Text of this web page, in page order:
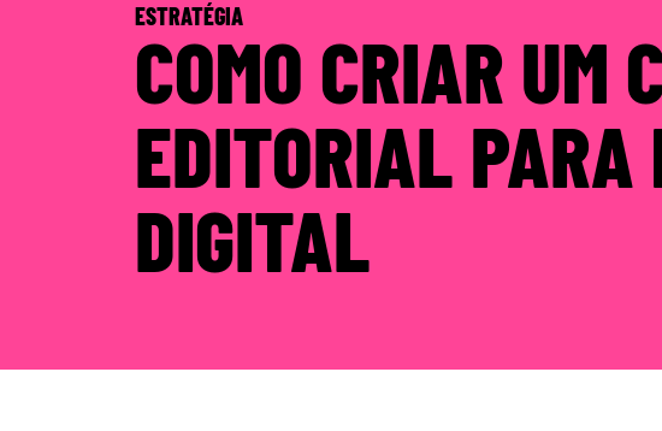
ESTRATÉGIA
COMO CRIAR UM
EDITORIAL PARA
DIGITAL